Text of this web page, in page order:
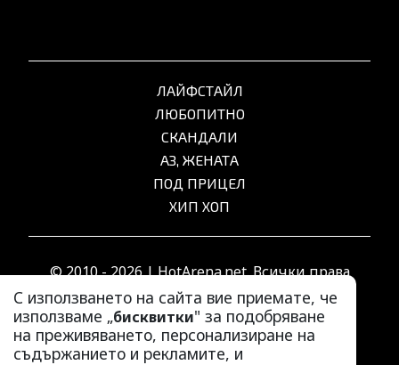
С използването на сайта вие приемате, че
използваме „бисквитки" за подобряване
на преживяването, персонализиране на
съдържанието и рекламите, и
ЛАЙФСТАЙЛ
ЛЮБОПИТНО
СКАНДАЛИ
АЗ, ЖЕНАТА
ПОД ПРИЦЕЛ
ХИП ХОП
© 2010 - 2026 | HotArena.net. Всички права
запазени.
РЕКЛАМА